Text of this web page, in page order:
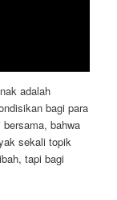
adalah
bagi para
bahwa
sekali topik
tapi bagi